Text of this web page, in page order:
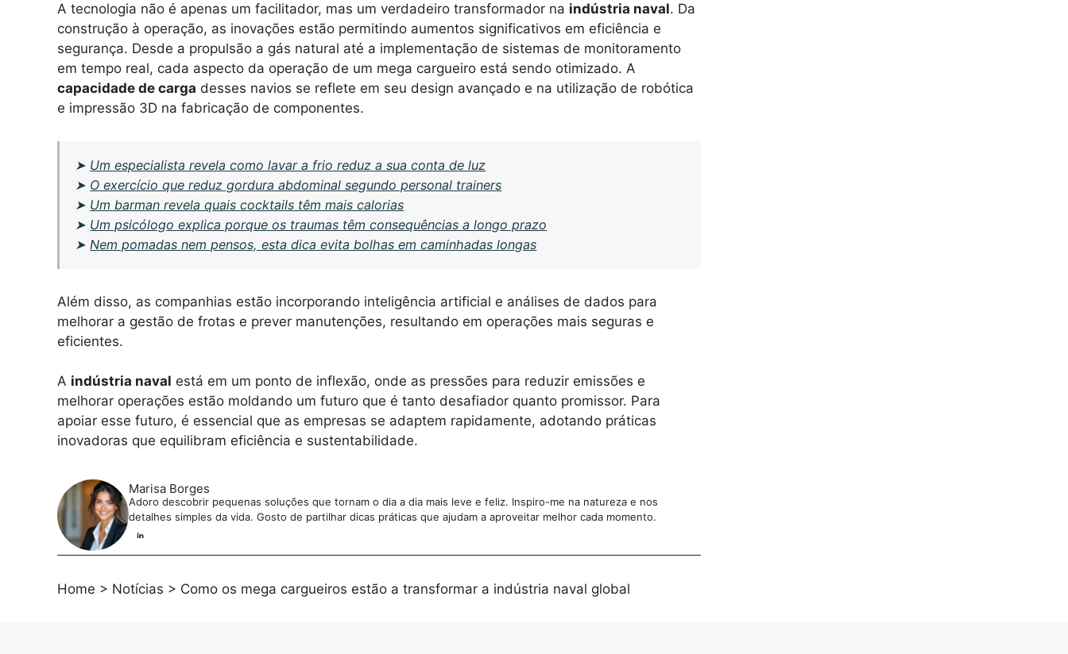
A tecnologia não é apenas um facilitador, mas um verdadeiro transformador na indústria naval. Da
construção à operação, as inovações estão permitindo aumentos significativos em eficiência e
segurança. Desde a propulsão a gás natural até a implementação de sistemas de monitoramento
em tempo real, cada aspecto da operação de um mega cargueiro está sendo otimizado. A
capacidade de carga desses navios se reflete em seu design avançado e na utilização de robótica
e impressão 3D na fabricação de componentes.
➤ Um especialista revela como lavar a frio reduz a sua conta de luz
➤ O exercício que reduz gordura abdominal segundo personal trainers
➤ Um barman revela quais cocktails têm mais calorias
➤ Um psicólogo explica porque os traumas têm consequências a longo prazo
➤ Nem pomadas nem pensos, esta dica evita bolhas em caminhadas longas
Além disso, as companhias estão incorporando inteligência artificial e análises de dados para
melhorar a gestão de frotas e prever manutenções, resultando em operações mais seguras e
eficientes.
A indústria naval está em um ponto de inflexão, onde as pressões para reduzir emissões e
melhorar operações estão moldando um futuro que é tanto desafiador quanto promissor. Para
apoiar esse futuro, é essencial que as empresas se adaptem rapidamente, adotando práticas
inovadoras que equilibram eficiência e sustentabilidade.
Marisa Borges
Adoro descobrir pequenas soluções que tornam o dia a dia mais leve e feliz. Inspiro-me na natureza e nos
detalhes simples da vida. Gosto de partilhar dicas práticas que ajudam a aproveitar melhor cada momento.
Home > Notícias > Como os mega cargueiros estão a transformar a indústria naval global